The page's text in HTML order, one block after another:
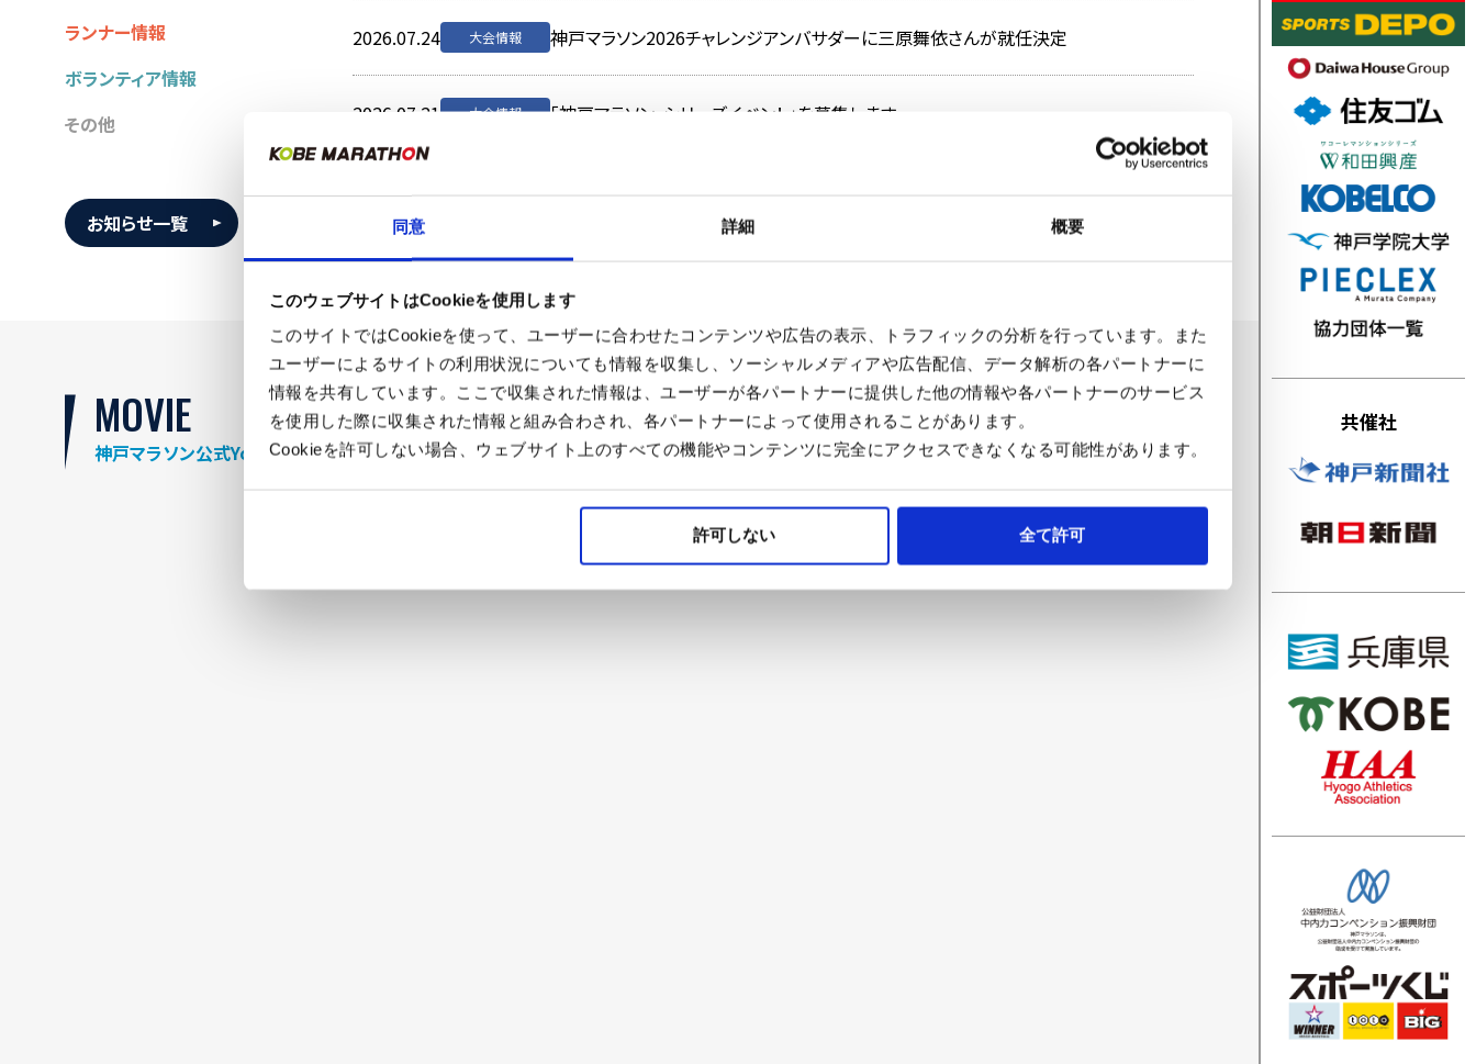
同意 詳細 概要
このウェブサイトはCookieを使用します
このサイトではCookieを使って、ユーザーに合わせたコンテンツや広告の表示、トラフィックの分析を行っています。また
ユーザーによるサイトの利用状況についても情報を収集し、ソーシャルメディアや広告配信、データ解析の各パートナーに
情報を共有しています。ここで収集された情報は、ユーザーが各パートナーに提供した他の情報や各パートナーのサービス
を使用した際に収集された情報と組み合わされ、各パートナーによって使用されることがあります。
Cookieを許可しない場合、ウェブサイト上のすべての機能やコンテンツに完全にアクセスできなくなる可能性があります。
許可しない 全て許可
ランナー情報
ボランティア情報
その他
お知らせ一覧
2026.07.24 大会情報 神戸マラソン2026チャレンジアンバサダーに三原舞依さんが就任決定
2026.07.21 大会情報 「神戸マラソン・シリーズイベント」を募集します
2026.07.13 大会情報 神戸マラソン応援ランナー枠は募集を終了しました。
2026.07.01 大会情報
神戸マラソン2026 ランニングパートナー アシックス×神戸マラソンスペシャルサイト開
2026.07.10 ランナー情報 最新AI技術を活用した「RunConcierge」を導入しました
2026.07.02 ランナー情報 神戸マラソンレディスランニングクリニック in 神戸学院大学 7月2日より募集開始！
2026.06.01 ボランティア情報 個人ボランティアの募集を開始しました
2026.05.11 ボランティア情報 団体ボランティアの募集を開始しました
MOVIE
神戸マラソン公式YouTube 神戸マラソン公式
共催社